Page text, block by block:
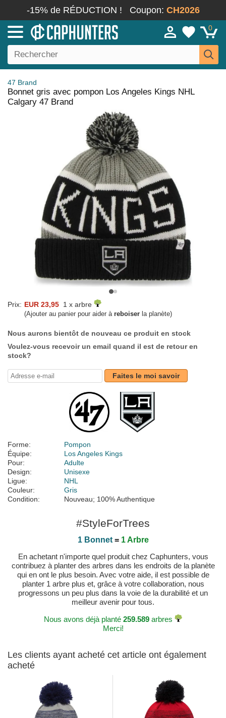
-15% de RÉDUCTION ! Coupon: CH2026
0
47 Brand
Bonnet gris avec pompon Los Angeles Kings NHL
Calgary 47 Brand
Prix: EUR 23,95 1 x arbre
(Ajouter au panier pour aider à reboiser la planète)
Nous aurons bientôt de nouveau ce produit en stock
Voulez-vous recevoir un email quand il est de retour en
stock?
Faites le moi savoir
Forme:
Pompon
Équipe:
Los Angeles Kings
Pour:
Adulte
Design:
Unisexe
Ligue:
NHL
Couleur:
Gris
Condition:
Nouveau; 100% Authentique
#StyleForTrees
1 Bonnet= 1 Arbre
En achetant n'importe quel produit chez Caphunters, vous
contribuez à planter des arbres dans les endroits de la planète
qui en ont le plus besoin. Avec votre aide, il est possible de
planter 1 arbre plus et, grâce à votre collaboration, nous
progressons un peu plus dans la voie de la durabilité et un
meilleur avenir pour tous.
Nous avons déjà planté 259.589 arbres
Merci!
Les clients ayant acheté cet article ont également
acheté